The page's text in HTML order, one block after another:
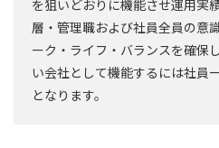
を狙いどおりに機能させ運用実
層・管理職および社員全員の意
ーク・ライフ・バランスを確保
い会社として機能するには社員
となります。